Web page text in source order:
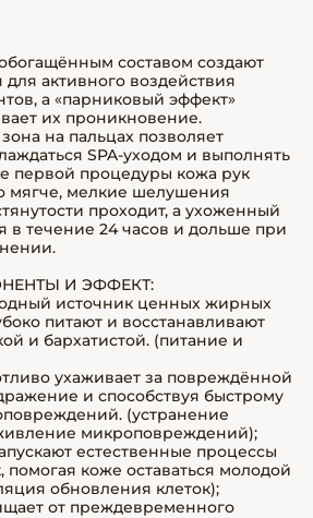
составом создают
активного воздействия
а «парниковый эффект»
их проникновение.
на пальцах позволяет
SPA-уходом и выполнять
первой процедуры кожа рук
мягче, мелкие шелушения
проходит, а ухоженный
в течение 24 часов и дольше при
И ЭФФЕКТ:
источник ценных жирных
питают и восстанавливают
и бархатистой. (питание и
ухаживает за повреждённой
и способствуя быстрому
(устранение
микроповреждений);
естественные процессы
помогая коже оставаться молодой
обновления клеток);
от преждевременного